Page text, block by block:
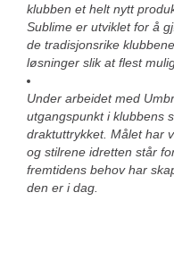
klubben et helt nytt
Sublime er utviklet for å
de tradisjonsrike
løsninger slik at flest
Under arbeidet med
utgangspunkt i klubbens
draktuttrykket. Målet har
og stilrene idretten står
fremtidens behov har
den er i dag.